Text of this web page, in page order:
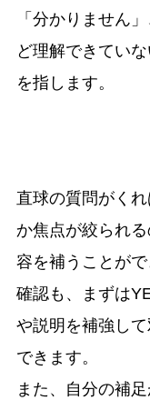
「分かりません
ど理解できてい
を指します。
直球の質問がく
か焦点が絞られ
容を補うことがで
確認も、まずは
や説明を補強し
できます。
また、自分の補